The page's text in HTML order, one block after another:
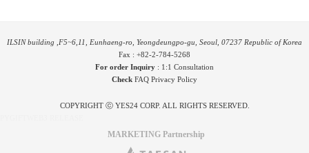
ILSIN building ,F5~6,11, Eunhaeng-ro, Yeongdeungpo-gu, Seoul, 07237 Republic of Korea
Fax : +82-2-784-5268
For order Inquiry : 1:1 Consultation
Check FAQ Privacy Policy
COPYRIGHT ⓒ YES24 CORP. ALL RIGHTS RESERVED.
MARKETING Partnership